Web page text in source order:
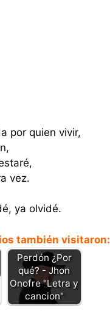
por quien vivir,
vez.
ya olvidé.
también visitaron:
Perdón ¿Por
qué? - Jhon
Onofre "Letra y
cancion"